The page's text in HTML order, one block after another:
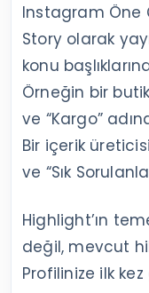
Instagram Öne
Story olarak
konu
Örneğin bir butik
ve “Kargo”
Bir içerik üreticisi
ve “Sık
Highlight’ın
değil, mevcut
Profilinize ilk